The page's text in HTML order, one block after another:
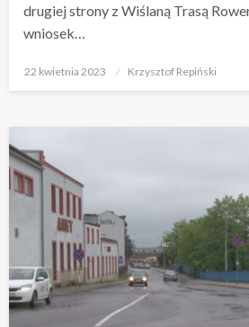
drugiej strony z Wiślaną Trasą
wniosek…
Opublikowane
22 kwietnia 2023 Krzysztof Repiński